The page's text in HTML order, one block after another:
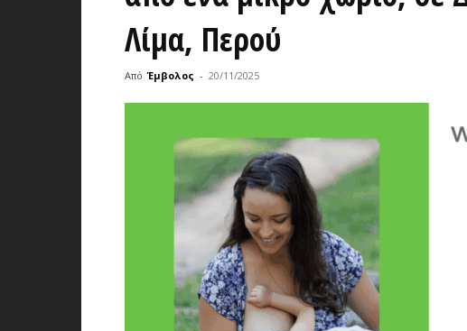
Λίμα, Περού
Από Έμβολος - 20/11/2025